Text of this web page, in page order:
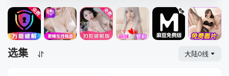
选集 大陆0线